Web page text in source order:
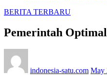
BERITA TERBARU
Pemerintah
indonesia-satu.com May